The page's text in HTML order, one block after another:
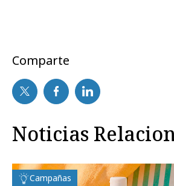
Comparte
Noticias
Campañas